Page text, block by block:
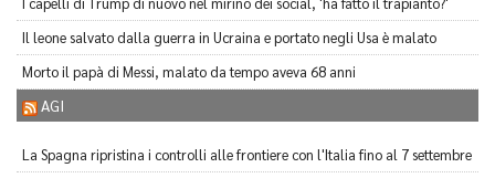
Il leone salvato dalla guerra in Ucraina e portato negli Usa è malato
Morto il papà di Messi, malato da tempo aveva 68 anni
AGI
La Spagna ripristina i controlli alle frontiere con l'Italia fino al 7 settembre